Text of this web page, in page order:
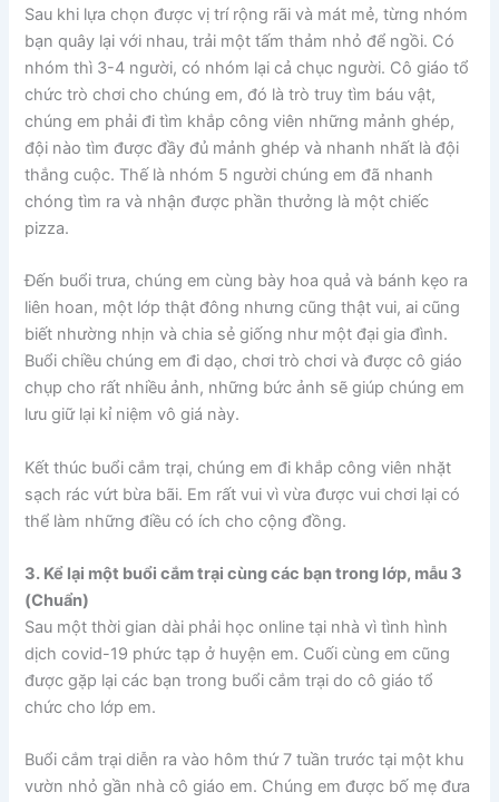
Sau khi lựa chọn được vị trí rộng rãi và mát mẻ, từng nhóm
bạn quây lại với nhau, trải một tấm thảm nhỏ để ngồi. Có
nhóm thì 3-4 người, có nhóm lại cả chục người. Cô giáo tổ
chức trò chơi cho chúng em, đó là trò truy tìm báu vật,
chúng em phải đi tìm khắp công viên những mảnh ghép,
đội nào tìm được đầy đủ mảnh ghép và nhanh nhất là đội
thắng cuộc. Thế là nhóm 5 người chúng em đã nhanh
chóng tìm ra và nhận được phần thưởng là một chiếc
pizza.
Đến buổi trưa, chúng em cùng bày hoa quả và bánh kẹo ra
liên hoan, một lớp thật đông nhưng cũng thật vui, ai cũng
biết nhường nhịn và chia sẻ giống như một đại gia đình.
Buổi chiều chúng em đi dạo, chơi trò chơi và được cô giáo
chụp cho rất nhiều ảnh, những bức ảnh sẽ giúp chúng em
lưu giữ lại kỉ niệm vô giá này.
Kết thúc buổi cắm trại, chúng em đi khắp công viên nhặt
sạch rác vứt bừa bãi. Em rất vui vì vừa được vui chơi lại có
thể làm những điều có ích cho cộng đồng.
3. Kể lại một buổi cắm trại cùng các bạn trong lớp, mẫu 3
(Chuẩn)
Sau một thời gian dài phải học online tại nhà vì tình hình
dịch covid-19 phức tạp ở huyện em. Cuối cùng em cũng
được gặp lại các bạn trong buổi cắm trại do cô giáo tổ
chức cho lớp em.
Buổi cắm trại diễn ra vào hôm thứ 7 tuần trước tại một khu
vườn nhỏ gần nhà cô giáo em. Chúng em được bố mẹ đưa